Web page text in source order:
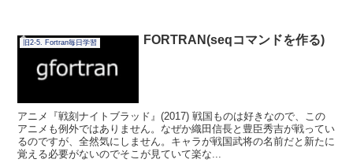
旧2-5. Fortran毎日学習 FORTRAN(seqコマンドを作る)
アニメ『戦刻ナイトブラッド』(2017) 戦国ものは好きなので、この
アニメも例外ではありません。なぜか織田信長と豊臣秀吉が戦ってい
るのですが、全然気にしません。キャラが戦国武将の名前だと新たに
覚える必要がないのでそこが見ていて楽な...